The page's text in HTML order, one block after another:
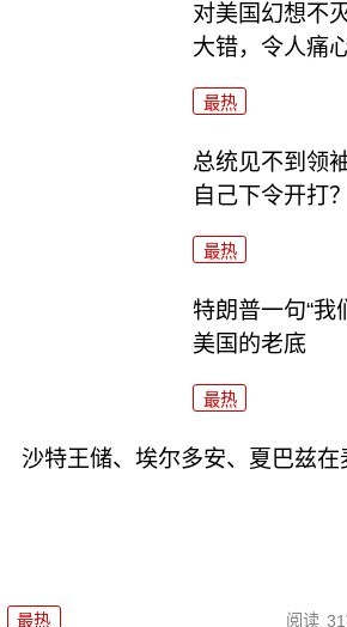
对美国幻想不
大错，令人痛心
最热
总统见不到领
自己下令开打？
最热
特朗普一句“我
美国的老底
最热
沙特王储、埃尔多安、夏巴兹在
最热 阅读